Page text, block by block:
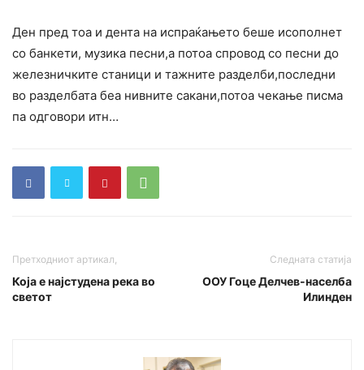
Ден пред тоа и дента на испраќањето беше исополнет
со банкети, музика песни,а потоа спровод со песни до
железничките станици и тажните разделби,последни
во разделбата беа нивните сакани,потоа чекање писма
па одговори итн…
Претходниот артикал,
Која е најстудена река во
светот
Следната статија
ООУ Гоце Делчев-населба
Илинден